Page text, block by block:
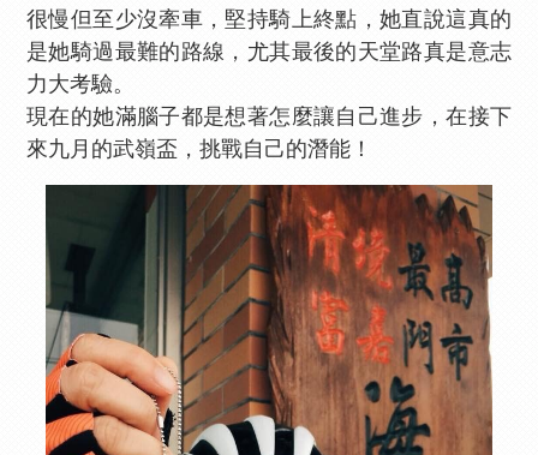
很慢但至少沒牽車，堅持騎上終點，她直說這真的
是她騎過最難的路線，尤其最後的天堂路真是意志
力大考驗。
現在的她滿腦子都是想著怎麼讓自己進步，在接下
來九月的武嶺盃，挑戰自己的潛能！